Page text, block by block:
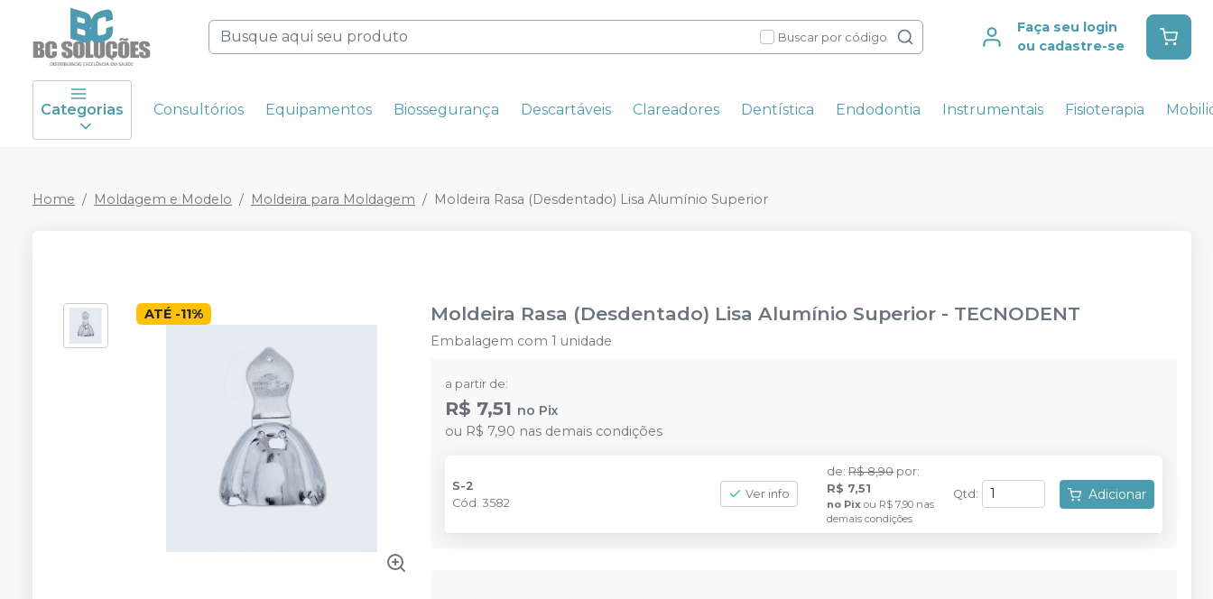
Buscar por código
Faça seu login
ou cadastre-se
Categorias Consultórios Equipamentos Biossegurança Descartáveis Clareadores Dentística Endodontia Instrumentais Fisioterapia
Home Moldagem e Modelo Moldeira para Moldagem Moldeira Rasa (Desdentado) Lisa Alumínio Superior
ATÉ -11% Moldeira Rasa (Desdentado) Lisa Alumínio Superior - TECNODENT
Embalagem com 1 unidade
a partir de:
R$ 7,51 no Pix
ou R$ 7,90 nas demais condições
S-2
Cód.3582
Ver info
de: R$ 8,90 por:
R$ 7,51
no Pix ou R$ 7,90 nas
demais condições
Qtd : Adicionar